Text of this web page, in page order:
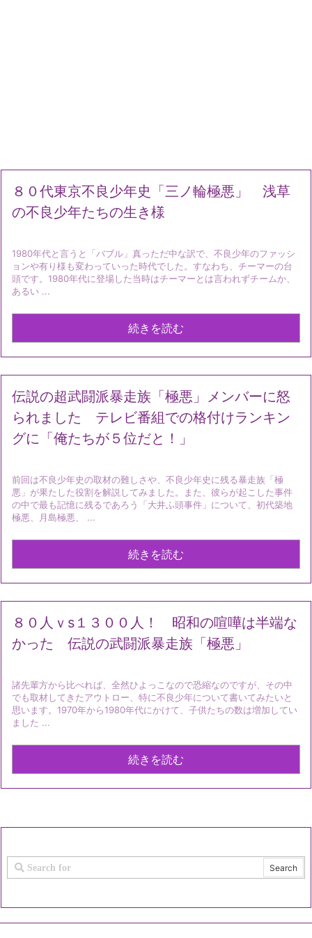
８０代東京不良少年史「三ノ輪極悪」 浅草
の不良少年たちの生き様
1980年代と言うと「バブル」真っただ中な訳で、不良少年のファッシ
ョンや有り様も変わっていった時代でした。すなわち、チーマーの台
頭です。1980年代に登場した当時はチーマーとは言われずチームか、
あるい ...
続きを読む
伝説の超武闘派暴走族「極悪」メンバーに怒
られました テレビ番組での格付けランキン
グに「俺たちが５位だと！」
前回は不良少年史の取材の難しさや、不良少年史に残る暴走族「極
悪」が果たした役割を解説してみました。また、彼らが起こした事件
の中で最も記憶に残るであろう「大井ふ頭事件」について、初代築地
極悪、月島極悪、 ...
続きを読む
８０人ｖs１３００人！ 昭和の喧嘩は半端な
かった 伝説の武闘派暴走族「極悪」
諸先輩方から比べれば、全然ひよっこなので恐縮なのですが、その中
でも取材してきたアウトロー、特に不良少年について書いてみたいと
思います。1970年から1980年代にかけて、子供たちの数は増加してい
ました ...
続きを読む